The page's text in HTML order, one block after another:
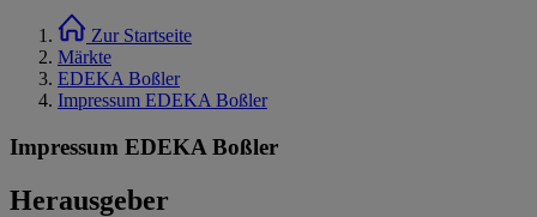
Zur Startseite
Märkte
EDEKA Boßler
Impressum EDEKA Boßler
Impressum EDEKA Boßler
Herausgeber